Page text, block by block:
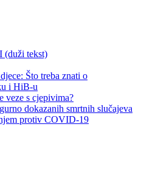
(duži tekst)
Što treba znati o
i HiB-u
veze s cjepivima?
dokazanih smrtnih slučajeva
protiv COVID-19